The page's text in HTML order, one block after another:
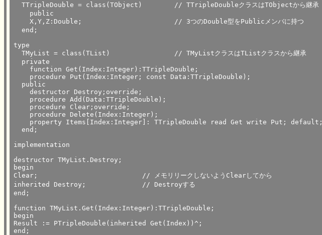
  TTripleDouble = class(TObject)	// TTripleDoubleクラスはTObjectから継承
    public
    X,Y,Z:Double;			// 3つのDouble型をPublicメンバに持つ
  end;
type
  TMyList = class(TList)		// TMyListクラスはTListクラスから継承
  private
    function Get(Index:Integer):TTripleDouble;
    procedure Put(Index:Integer; const Data:TTripleDouble);
  public
    destructor Destroy;override;
    procedure Add(Data:TTripleDouble);
    procedure Clear;override;
    procedure Delete(Index:Integer);
    property Items[Index:Integer]: TTripleDouble read Get write Put; default;
  end;
implementation
destructor TMyList.Destroy;
begin
Clear;				// メモリリークしないようClearしてから
inherited Destroy;		// Destroyする
end;
function TMyList.Get(Index:Integer):TTripleDouble;
begin
Result := PTripleDouble(inherited Get(Index))^;
end;